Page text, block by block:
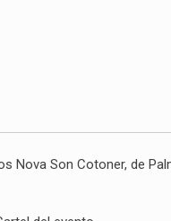
Nova Son Cotoner, de